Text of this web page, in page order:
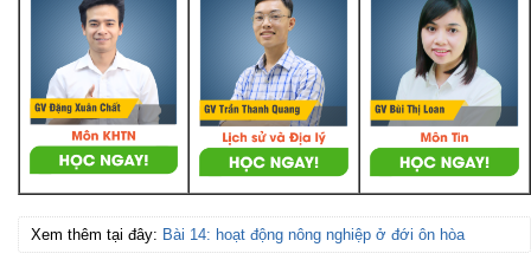
Xem thêm tại đây: Bài 14: hoạt động nông nghiệp ở đới ôn hòa